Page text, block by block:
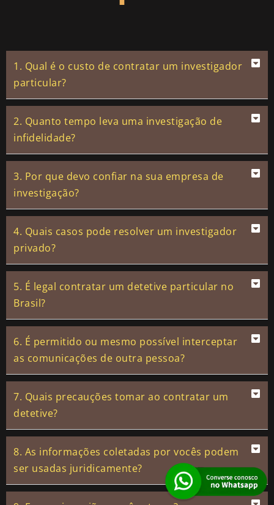
1. Qual é o custo de contratar um investigador
particular?
2. Quanto tempo leva uma investigação de
infidelidade?
3. Por que devo confiar na sua empresa de
investigação?
4. Quais casos pode resolver um investigador
privado?
5. É legal contratar um detetive particular no
Brasil?
6. É permitido ou mesmo possível interceptar
as comunicações de outra pessoa?
7. Quais precauções tomar ao contratar um
detetive?
8. As informações coletadas por vocês podem
ser usadas juridicamente?